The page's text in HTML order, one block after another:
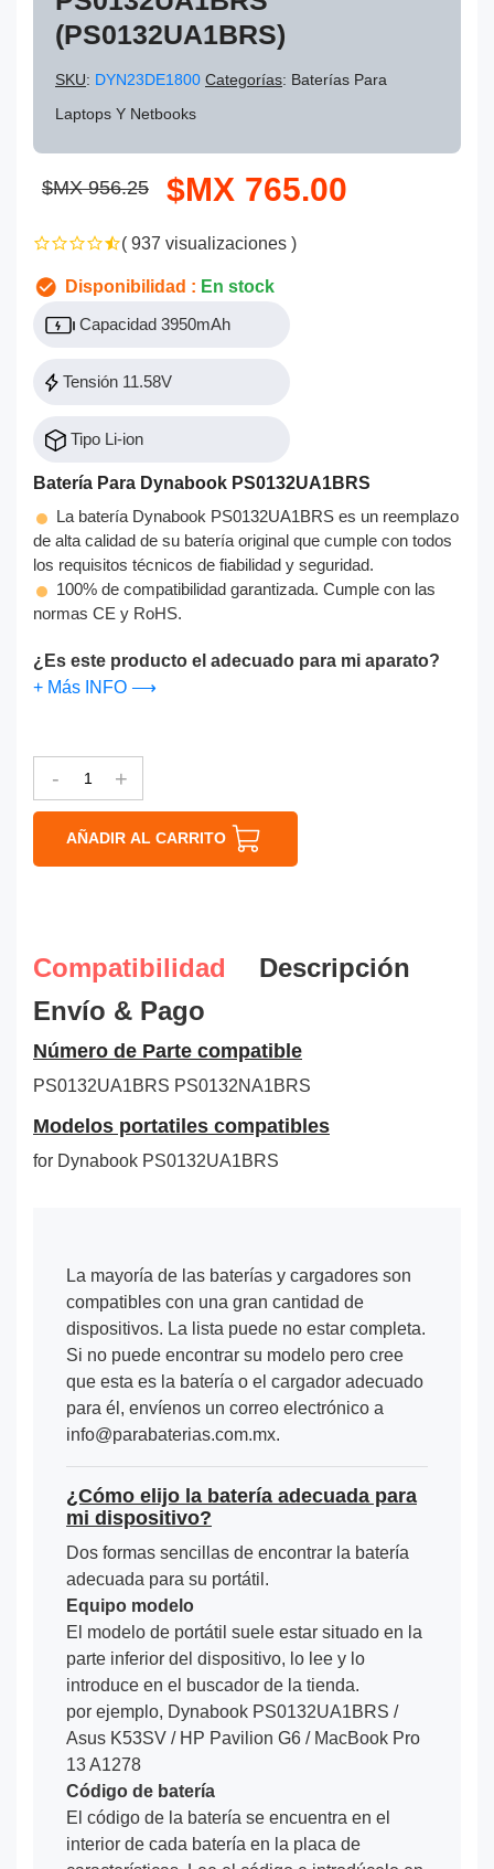
(PS0132UA1BRS)
SKU: DYN23DE1800 Categorías: Baterías Para
Laptops Y Netbooks
$MX 956.25 $MX 765.00
( 937 visualizaciones )
Disponibilidad : En stock
Capacidad 3950mAh
Tensión 11.58V
Tipo Li-ion
Batería Para Dynabook PS0132UA1BRS
La batería Dynabook PS0132UA1BRS es un reemplazo
de alta calidad de su batería original que cumple con todos
los requisitos técnicos de fiabilidad y seguridad.
100% de compatibilidad garantizada. Cumple con las
normas CE y RoHS.
¿Es este producto el adecuado para mi aparato?
+ Más INFO ⟶
- +
AÑADIR AL CARRITO
Compatibilidad
Descripción
Envío & Pago
Número de Parte compatible
PS0132UA1BRS PS0132NA1BRS
Modelos portatiles compatibles
for Dynabook PS0132UA1BRS
La mayoría de las baterías y cargadores son
compatibles con una gran cantidad de
dispositivos. La lista puede no estar completa.
Si no puede encontrar su modelo pero cree
que esta es la batería o el cargador adecuado
para él, envíenos un correo electrónico a
info@parabaterias.com.mx.
¿Cómo elijo la batería adecuada para
mi dispositivo?
Dos formas sencillas de encontrar la batería
adecuada para su portátil.
Equipo modelo
El modelo de portátil suele estar situado en la
parte inferior del dispositivo, lo lee y lo
introduce en el buscador de la tienda.
por ejemplo, Dynabook PS0132UA1BRS /
Asus K53SV / HP Pavilion G6 / MacBook Pro
13 A1278
Código de batería
El código de la batería se encuentra en el
interior de cada batería en la placa de